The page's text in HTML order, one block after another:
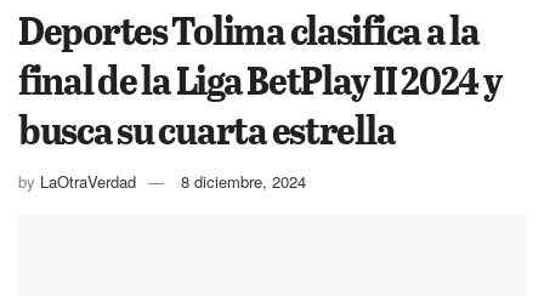
Deportes Tolima clasifica a la
final de la Liga BetPlay II 2024 y
busca su cuarta estrella
by LaOtraVerdad 8 diciembre, 2024